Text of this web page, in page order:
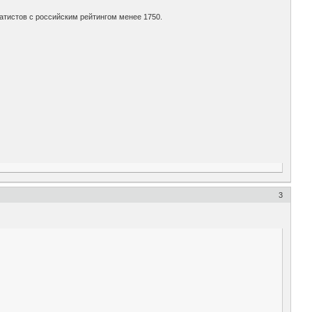
с российским рейтингом менее 1750.
3